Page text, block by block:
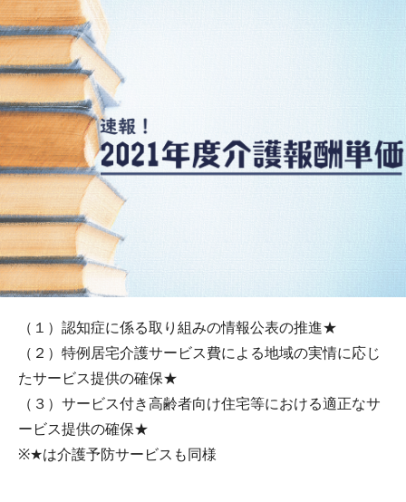
（１）認知症に係る取り組みの情報公表の推進★
（２）特例居宅介護サービス費による地域の実情に応じ
たサービス提供の確保★
（３）サービス付き高齢者向け住宅等における適正なサ
ービス提供の確保★
※★は介護予防サービスも同様